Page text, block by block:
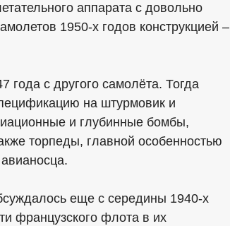
аппарата с довольно
1950-х годов конструкцией –
года с другого самолёта. Тогда
на штурмовик и
и глубинные бомбы,
торпеды, главной особенностью
еще с середины 1940-х
французского флота в их